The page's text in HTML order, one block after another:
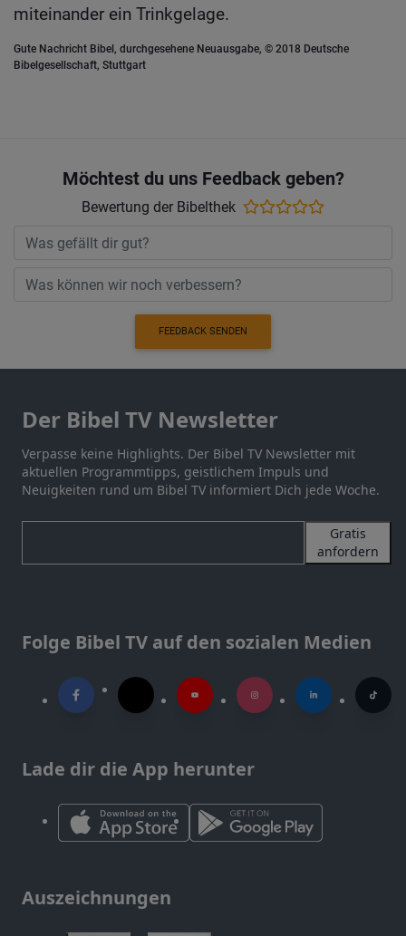
miteinander ein Trinkgelage.
Gute Nachricht Bibel, durchgesehene Neuausgabe, © 2018 Deutsche
Bibelgesellschaft, Stuttgart
Möchtest du uns Feedback geben?
Bewertung der Bibelthek
FEEDBACK SENDEN
Der Bibel TV Newsletter
Verpasse keine Highlights. Der Bibel TV Newsletter mit
aktuellen Programmtipps, geistlichem Impuls und
Neuigkeiten rund um Bibel TV informiert Dich jede Woche.
Gratis
anfordern
Folge Bibel TV auf den sozialen Medien
Lade dir die App herunter
Auszeichnungen